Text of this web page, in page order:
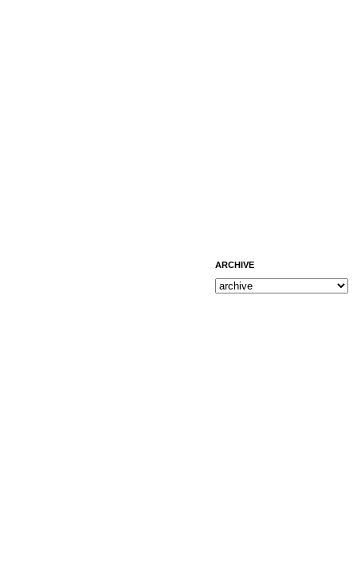
ARCHIVE